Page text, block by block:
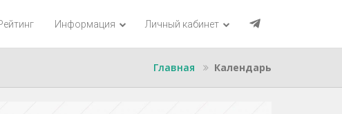
Информация Личный кабинет
Главная Календарь